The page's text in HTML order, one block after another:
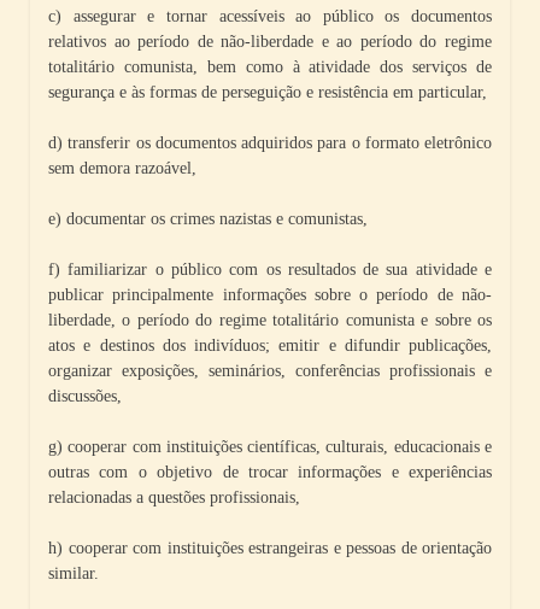
c) assegurar e tornar acessíveis ao público os documentos
relativos ao período de não-liberdade e ao período do regime
totalitário comunista, bem como à atividade dos serviços de
segurança e às formas de perseguição e resistência em particular,
d) transferir os documentos adquiridos para o formato eletrônico
sem demora razoável,
e) documentar os crimes nazistas e comunistas,
f) familiarizar o público com os resultados de sua atividade e
publicar principalmente informações sobre o período de não-
liberdade, o período do regime totalitário comunista e sobre os
atos e destinos dos indivíduos; emitir e difundir publicações,
organizar exposições, seminários, conferências profissionais e
discussões,
g) cooperar com instituições científicas, culturais, educacionais e
outras com o objetivo de trocar informações e experiências
relacionadas a questões profissionais,
h) cooperar com instituições estrangeiras e pessoas de orientação
similar.